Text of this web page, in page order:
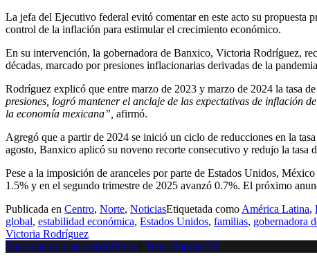
La jefa del Ejecutivo federal evitó comentar en este acto su propuesta
control de la inflación para estimular el crecimiento económico.
En su intervención, la gobernadora de Banxico, Victoria Rodríguez,
décadas, marcado por presiones inflacionarias derivadas de la
Rodríguez explicó que entre marzo de 2023 y marzo de 2024 la tasa
presiones, logró mantener el anclaje de las expectativas de inflación
la economía mexicana”, afirmó.
Agregó que a partir de 2024 se inició un ciclo de reducciones en la
agosto, Banxico aplicó su noveno recorte consecutivo y redujo la tasa
Pese a la imposición de aranceles por parte de Estados Unidos,
1.5% y en el segundo trimestre de 2025 avanzó 0.7%. El próximo
Publicada en Centro, Norte, NoticiasEtiquetada como América Latina,
global, estabilidad económica, Estados Unidos, familias, gobernadora
Victoria Rodríguez
Funciona gracias a WordPress
Tema PopularFX